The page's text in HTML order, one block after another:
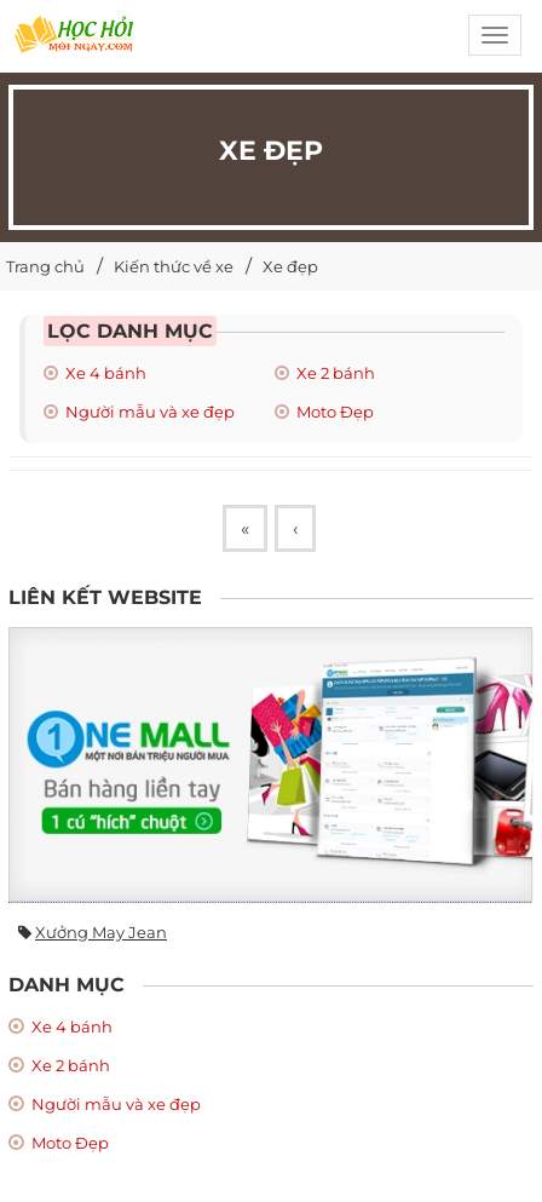
XE ĐẸP
Trang chủ Kiến thức về xe Xe đẹp
LỌC DANH MỤC
Xe 4 bánh
Xe 2 bánh
Người mẫu và xe đẹp
Moto Đẹp
« ‹
LIÊN KẾT WEBSITE
Xưởng May Jean
DANH MỤC
Xe 4 bánh
Xe 2 bánh
Người mẫu và xe đẹp
Moto Đẹp